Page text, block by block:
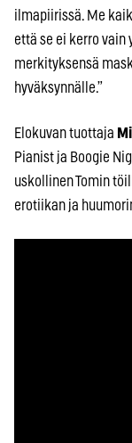
ilmapiirissä. Me
että se ei kerro vain
merkityksensä
hyväksynnälle.”
Elokuvan tuottaja
Pianist ja Boogie
uskollinen Tomin
erotiikan ja